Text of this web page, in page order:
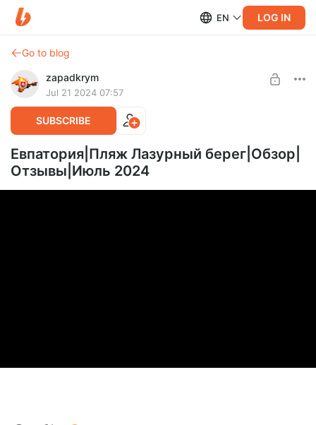
EN LOG IN
Go to blog
zapadkrym
Jul 21 2024 07:57
SUBSCRIBE
Евпатория|Пляж Лазурный берег|Обзор|
Отзывы|Июль 2024